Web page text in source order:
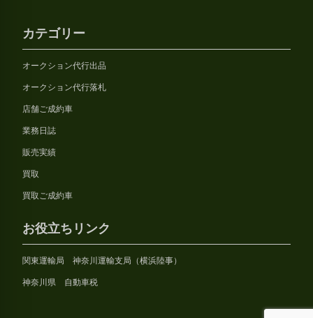
カテゴリー
オークション代行出品
オークション代行落札
店舗ご成約車
業務日誌
販売実績
買取
買取ご成約車
お役立ちリンク
関東運輸局 神奈川運輸支局（横浜陸事）
神奈川県 自動車税